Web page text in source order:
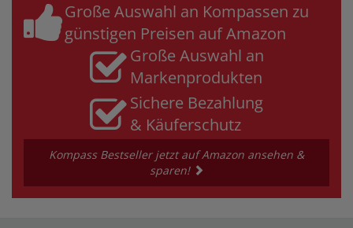
Große Auswahl an Kompassen zu
günstigen Preisen auf Amazon
Große Auswahl an
Markenprodukten
Sichere Bezahlung
& Käuferschutz
Kompass Bestseller jetzt auf Amazon ansehen &
sparen!